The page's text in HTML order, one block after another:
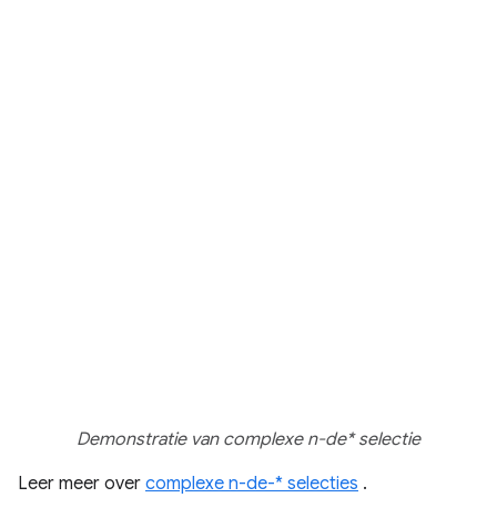
Demonstratie van complexe n-de* selectie
Leer meer over complexe n-de-* selecties .